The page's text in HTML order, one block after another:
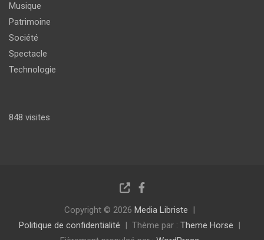
Musique
Patrimoine
Société
Spectacle
Technologie
848 visites
Copyright © 2026 Media Libriste
Politique de confidentialité
Thème par : Theme Horse